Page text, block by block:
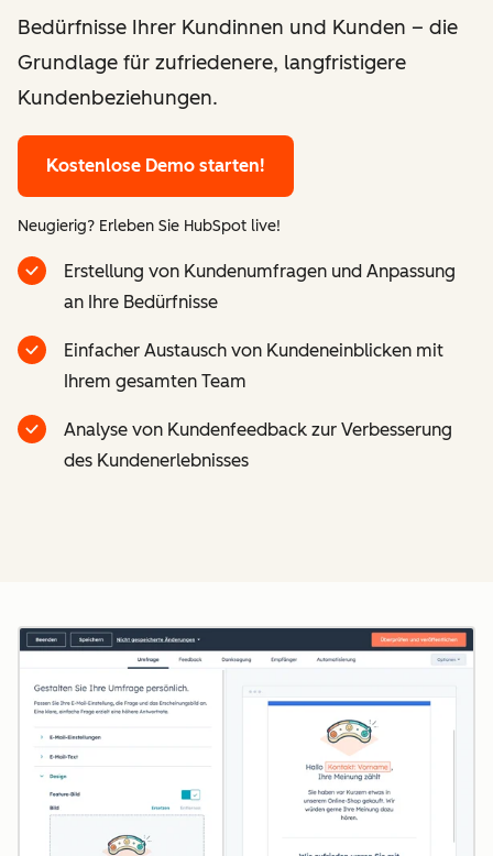
Bedürfnisse Ihrer Kundinnen und Kunden – die
Grundlage für zufriedenere, langfristigere
Kundenbeziehungen.
Kostenlose Demo starten!
Neugierig? Erleben Sie HubSpot live!
Erstellung von Kundenumfragen und Anpassung
an Ihre Bedürfnisse
Einfacher Austausch von Kundeneinblicken mit
Ihrem gesamten Team
Analyse von Kundenfeedback zur Verbesserung
des Kundenerlebnisses